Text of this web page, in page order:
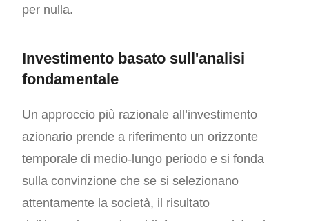
per nulla.
Investimento basato sull'analisi
fondamentale
Un approccio più razionale all’investimento
azionario prende a riferimento un orizzonte
temporale di medio-lungo periodo e si fonda
sulla convinzione che se si selezionano
attentamente la società, il risultato